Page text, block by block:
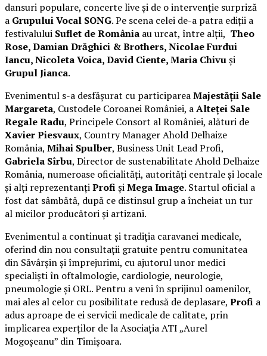
dansuri populare, concerte live și de o intervenție surpriză
a Grupului Vocal SONG. Pe scena celei de-a patra ediții a
festivalului Suflet de România au urcat, între alții, Theo
Rose, Damian Drăghici & Brothers, Nicolae Furdui
Iancu, Nicoleta Voica, David Ciente, Maria Chivuși
Grupul Jianca.
Evenimentul s-a desfășurat cu participareaMajestății Sale
Margareta, Custodele Coroanei României, aAlteței Sale
Regale Radu, Principele Consort al României, alături de
Xavier Piesvaux, Country Manager Ahold Delhaize
România, Mihai Spulber, Business Unit Lead Profi,
Gabriela Sîrbu, Director de sustenabilitate Ahold Delhaize
România, numeroase oficialități, autorități centrale și locale
și alți reprezentanțiProfișiMega Image. Startul oficial a
fost dat sâmbătă, după ce distinsul grup a încheiat un tur
al micilor producători și artizani.
Evenimentul a continuat și tradiția caravanei medicale,
oferind din nou consultații gratuite pentru comunitatea
din Săvârșin și împrejurimi, cu ajutorul unor medici
specialiști în oftalmologie, cardiologie, neurologie,
pneumologie și ORL. Pentru a veni în sprijinul oamenilor,
mai ales al celor cu posibilitate redusă de deplasare, Profi a
adus aproape de ei servicii medicale de calitate, prin
implicarea experților de la Asociația ATI „Aurel
Mogoșeanu” din Timișoara.